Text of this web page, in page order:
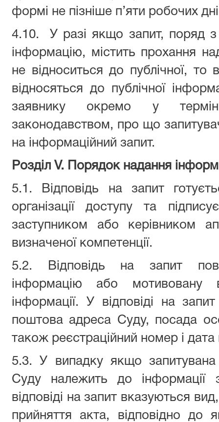
формі не пізніше п’яти робочих
4.10.
У разі якщо запит, поряд
інформацію, містить прохання
не відноситься до публічної, то
відносяться до публічної
заявнику окремо у
законодавством, про що
на інформаційний запит.
Розділ V. Порядок надання
5.1. Відповідь на запит
організації доступу та
заступником або керівником
визначеної компетенції.
5.2. Відповідь на запит
інформацію або мотивовану
інформації. У відповіді на
поштова адреса Суду, посада
також реєстраційний номер і дата
5.3. У випадку якщо запитувана
Суду належить до
відповіді на запит вказуються
прийняття акта, відповідно до